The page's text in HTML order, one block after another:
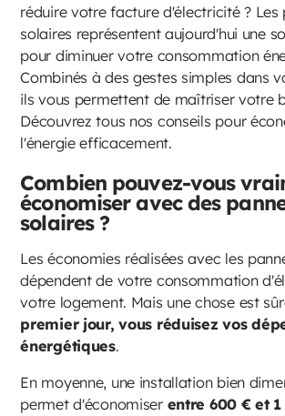
réduire votre facture d'électricité ? Les
solaires représentent aujourd'hui une
pour diminuer votre consommation
Combinés à des gestes simples dans
ils vous permettent de maîtriser votre
Découvrez tous nos conseils pour
l'énergie efficacement.
Combien pouvez-vous
économiser avec des
solaires ?
Les économies réalisées avec les
dépendent de votre consommation
votre logement. Mais une chose est
premier jour, vous réduisez vos
énergétiques.
En moyenne, une installation bien
permet d'économiser entre 600 € et